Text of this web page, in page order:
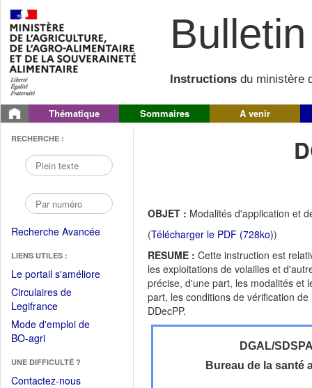
Instructions du ministère
Thématique Sommaires A venir
RECHERCHE :
Recherche Avancée
LIENS UTILES :
Le portail s'améliore(Fichier
Circulaires de
Legifrance(Ouvrir
dans
une
fenêtre)
Mode d'emploi de
BO-agri(Ouvrir
une
nouvelle
UNE DIFFICULTÉ ?
Contactez-nous
OBJET : Modalités d'application et
(Télécharger le PDF (728ko))
RESUME : Cette instruction est
les exploitations de volailles et
précise, d'une part, les modalités et
part, les conditions de vérification
DDecPP.
DGAL/
Bureau de la santé